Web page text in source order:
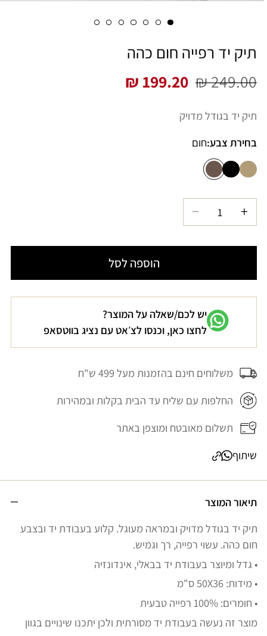
תיק יד רפייה חום כהה
מחיר
רגיל
249.00 ₪
מחיר
מבצע
199.20 ₪
תיק יד בגודל מדויק
בחירת צבע:חום
הגדל
עבור
יד
רפייה
חום
כהה
עבור
יד
רפייה
חום
כהה
הוספה לסל
יש לכם/שאלה על המוצר?
לחצו כאן, וכנסו לצ׳אט עם נציג בווטסאפ
משלוחים חינם בהזמנות מעל 499 ש"ח
החלפות עם שליח עד הבית בקלות ובמהירות
תשלום מאובטח ומוצפן באתר
שיתוף
תיאור המוצר
תיק יד בגודל מדויק ובמראה מעוגל. קלוע בעבודת יד ובצבע
חום כהה. עשוי רפייה, רך וגמיש.
• גדל ומיוצר בעבודת יד בבאלי, אינדונזיה
• מידות: 50X36 ס"מ
• חומרים: 100% רפייה טבעית
מוצר זה נעשה בעבודת יד מסורתית ולכן יתכנו שינויים בגוון